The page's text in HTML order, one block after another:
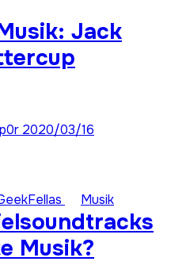
Jack
2020/03/16
Musik
Musik?